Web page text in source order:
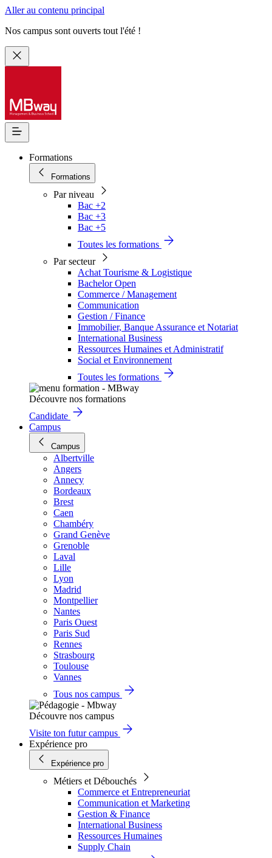
Aller au contenu principal
Nos campus sont ouverts tout l'été !
Formations
Formations
Par niveau
Bac +2
Bac +3
Bac +5
Toutes les formations
Par secteur
Achat Tourisme & Logistique
Bachelor Open
Commerce / Management
Communication
Gestion / Finance
Immobilier, Banque Assurance et Notariat
International Business
Ressources Humaines et Administratif
Social et Environnement
Toutes les formations
Découvre nos formations
Candidate
Campus
Campus
Albertville
Angers
Annecy
Bordeaux
Brest
Caen
Chambéry
Grand Genève
Grenoble
Laval
Lille
Lyon
Madrid
Montpellier
Nantes
Paris Ouest
Paris Sud
Rennes
Strasbourg
Toulouse
Vannes
Tous nos campus
Découvre nos campus
Visite ton futur campus
Expérience pro
Expérience pro
Métiers et Débouchés
Commerce et Entrepreneuriat
Communication et Marketing
Gestion & Finance
International Business
Ressources Humaines
Supply Chain